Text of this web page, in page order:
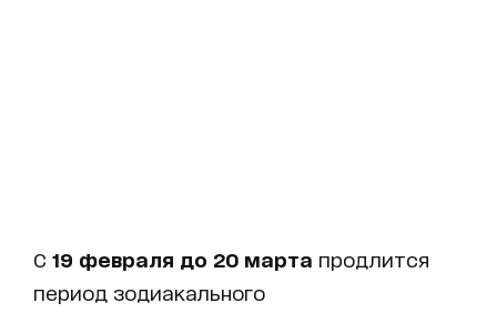
С 19 февраля до 20 марта продлится
период зодиакального